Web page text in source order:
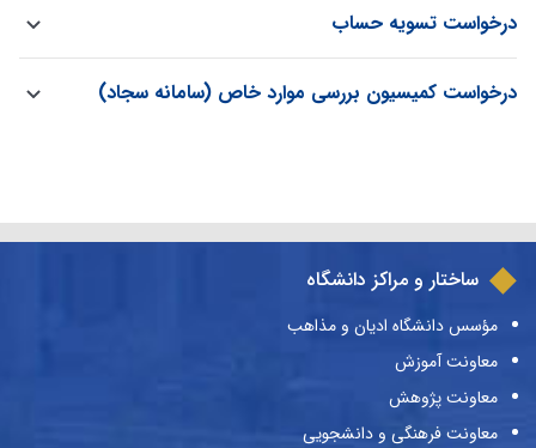
درخواست تسویه حساب
درخواست کمیسیون بررسی موارد خاص (سامانه سجاد)
ساختار و مراکز دانشگاه
مؤسس دانشگاه ادیان و مذاهب
معاونت آموزش
معاونت پژوهش
معاونت فرهنگی و دانشجویی